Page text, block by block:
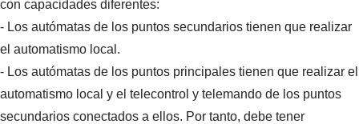
con capacidades diferentes:
- Los autómatas de los puntos secundarios tienen que realizar
el automatismo local.
- Los autómatas de los puntos principales tienen que realizar el
automatismo local y el telecontrol y telemando de los puntos
secundarios conectados a ellos. Por tanto, debe tener